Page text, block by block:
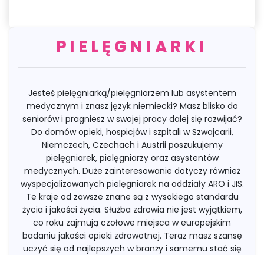
PIELĘGNIARKI
Jesteś pielęgniarką/pielęgniarzem lub asystentem
medycznym i znasz język niemiecki? Masz blisko do
seniorów i pragniesz w swojej pracy dalej się rozwijać?
Do domów opieki, hospicjów i szpitali w Szwajcarii,
Niemczech, Czechach i Austrii poszukujemy
pielęgniarek, pielęgniarzy oraz asystentów
medycznych. Duże zainteresowanie dotyczy również
wyspecjalizowanych pielęgniarek na oddziały ARO i JIS.
Te kraje od zawsze znane są z wysokiego standardu
życia i jakości życia. Służba zdrowia nie jest wyjątkiem,
co roku zajmują czołowe miejsca w europejskim
badaniu jakości opieki zdrowotnej. Teraz masz szansę
uczyć się od najlepszych w branży i samemu stać się